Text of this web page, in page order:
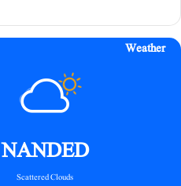
Weather
NANDED
Scattered Clouds